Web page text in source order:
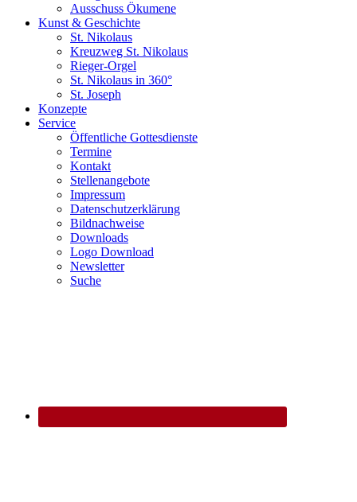
Ausschuss Ökumene
Kunst & Geschichte
St. Nikolaus
Kreuzweg St. Nikolaus
Rieger-Orgel
St. Nikolaus in 360°
St. Joseph
Konzepte
Service
Öffentliche Gottesdienste
Termine
Kontakt
Stellenangebote
Impressum
Datenschutzerklärung
Bildnachweise
Downloads
Logo Download
Newsletter
Suche